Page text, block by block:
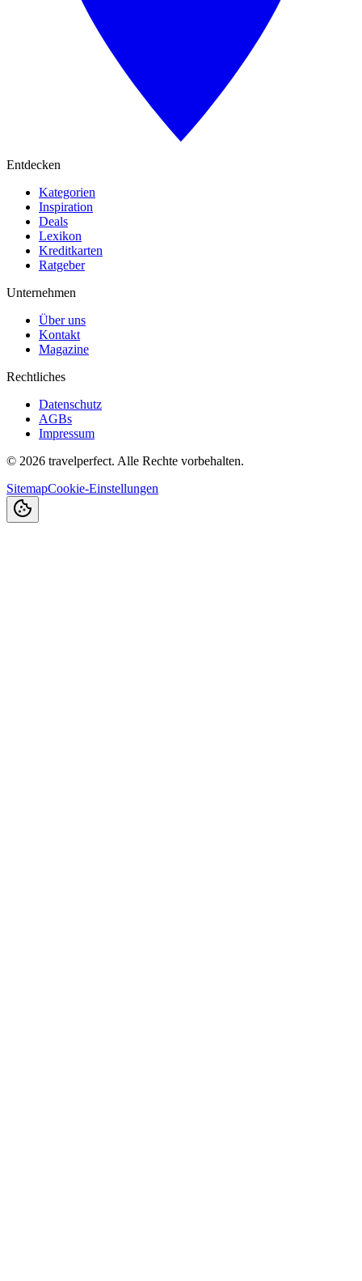
Entdecken
Kategorien
Inspiration
Deals
Lexikon
Kreditkarten
Ratgeber
Unternehmen
Über uns
Kontakt
Magazine
Rechtliches
Datenschutz
AGBs
Impressum
© 2026 travelperfect. Alle Rechte vorbehalten.
SitemapCookie-Einstellungen